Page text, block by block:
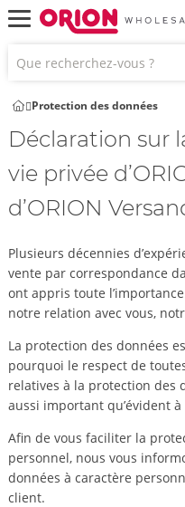
Protection des données
Déclaration sur
vie privée
d’ORION
Plusieurs décennies
vente par correspondance
ont appris toute
notre relation avec vous,
La protection des données
pourquoi le respect de
relatives à la protection des
aussi important qu’évident à
Afin de vous faciliter la
personnel, nous vous
données à caractère
client.